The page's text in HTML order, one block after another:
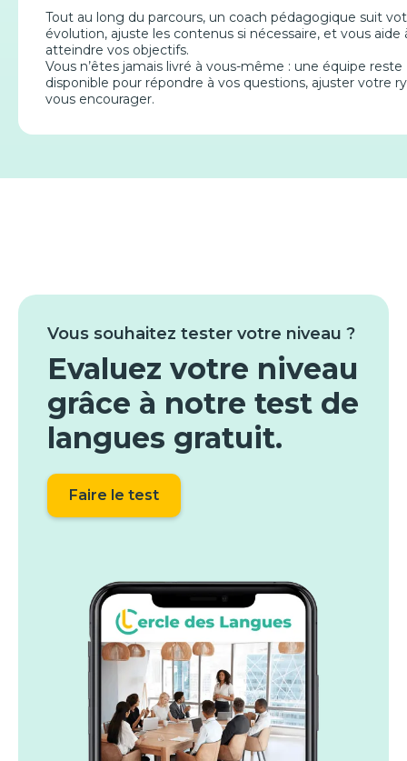
Tout au long du parcours, un coach pédagogique suit
évolution, ajuste les contenus si nécessaire, et vous aide
atteindre vos objectifs.
Vous n’êtes jamais livré à vous-même : une équipe reste
disponible pour répondre à vos questions, ajuster votre
vous encourager.
Vous souhaitez tester votre niveau ?
Evaluez votre niveau
grâce à notre test de
langues gratuit.
Faire le test